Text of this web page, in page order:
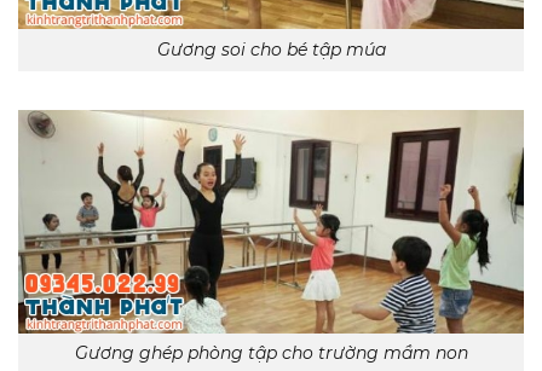
Gương soi cho bé tập múa
Gương ghép phòng tập cho trường mầm non